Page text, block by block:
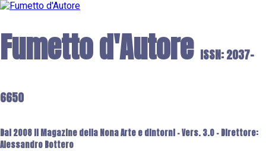
Fumetto d'Autore ISSN: 2037-
6650
Dal 2008 il Magazine della Nona Arte e dintorni - Vers. 3.0 - Direttore:
Alessandro Bottero